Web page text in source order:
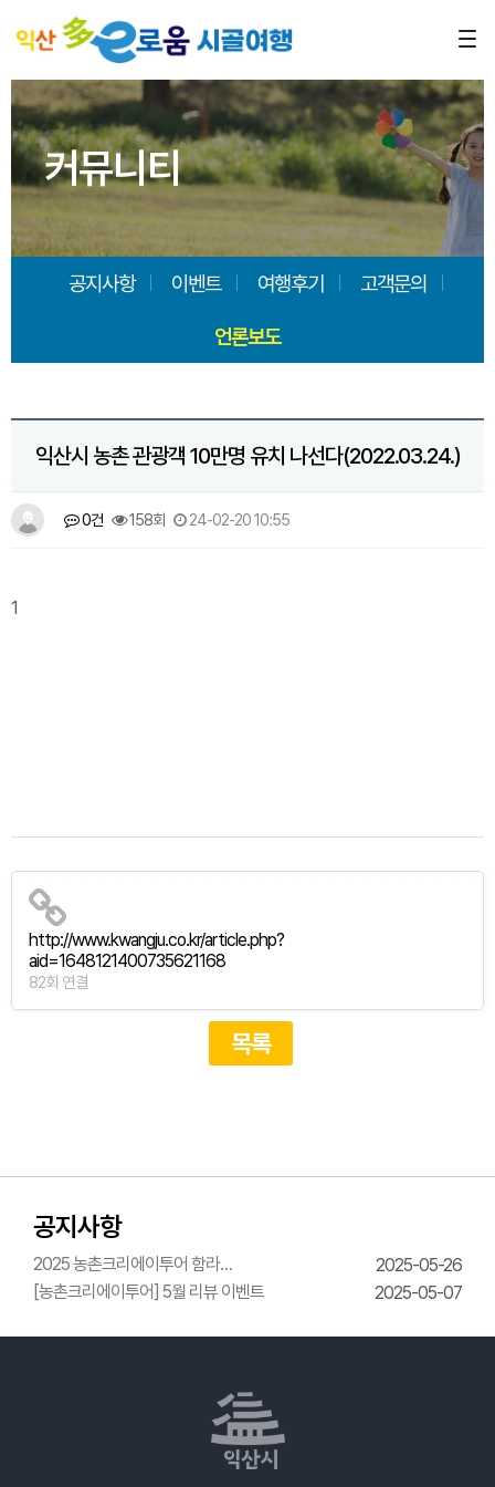
커뮤니티
공지사항 이벤트 여행후기 고객문의
언론보도
익산시 농촌 관광객 10만명 유치 나선다(2022.03.24.)
0건 158회 24-02-20 10:55
1
http://www.kwangju.co.kr/article.php?
aid=1648121400735621168
82회 연결
목록
공지사항
2025 농촌크리에이투어 함라
한옥체험관 웨딩의상체험
2025-05-26
[농촌크리에이투어] 5월 리뷰 이벤트
2025-05-07